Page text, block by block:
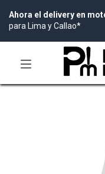
Ahora el delivery en
para Lima y Callao*